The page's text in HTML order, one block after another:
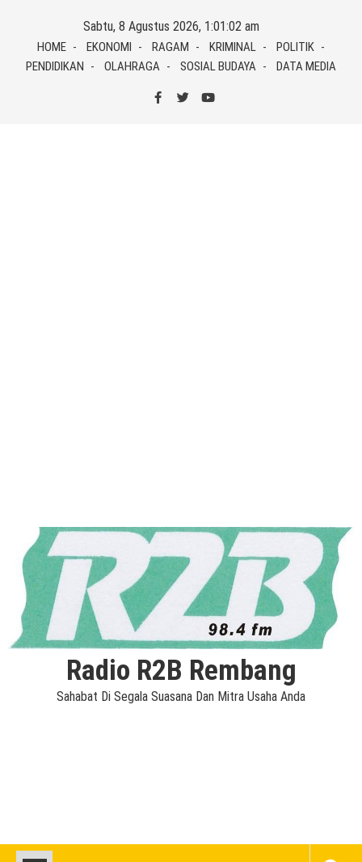
content
Sabtu, 8 Agustus 2026, 1:01:02 am
HOME EKONOMI RAGAM KRIMINAL
POLITIK
PENDIDIKAN
OLAHRAGA SOSIAL BUDAYA DATA MEDIA
Radio R2B Rembang
Sahabat Di Segala Suasana Dan Mitra Usaha Anda